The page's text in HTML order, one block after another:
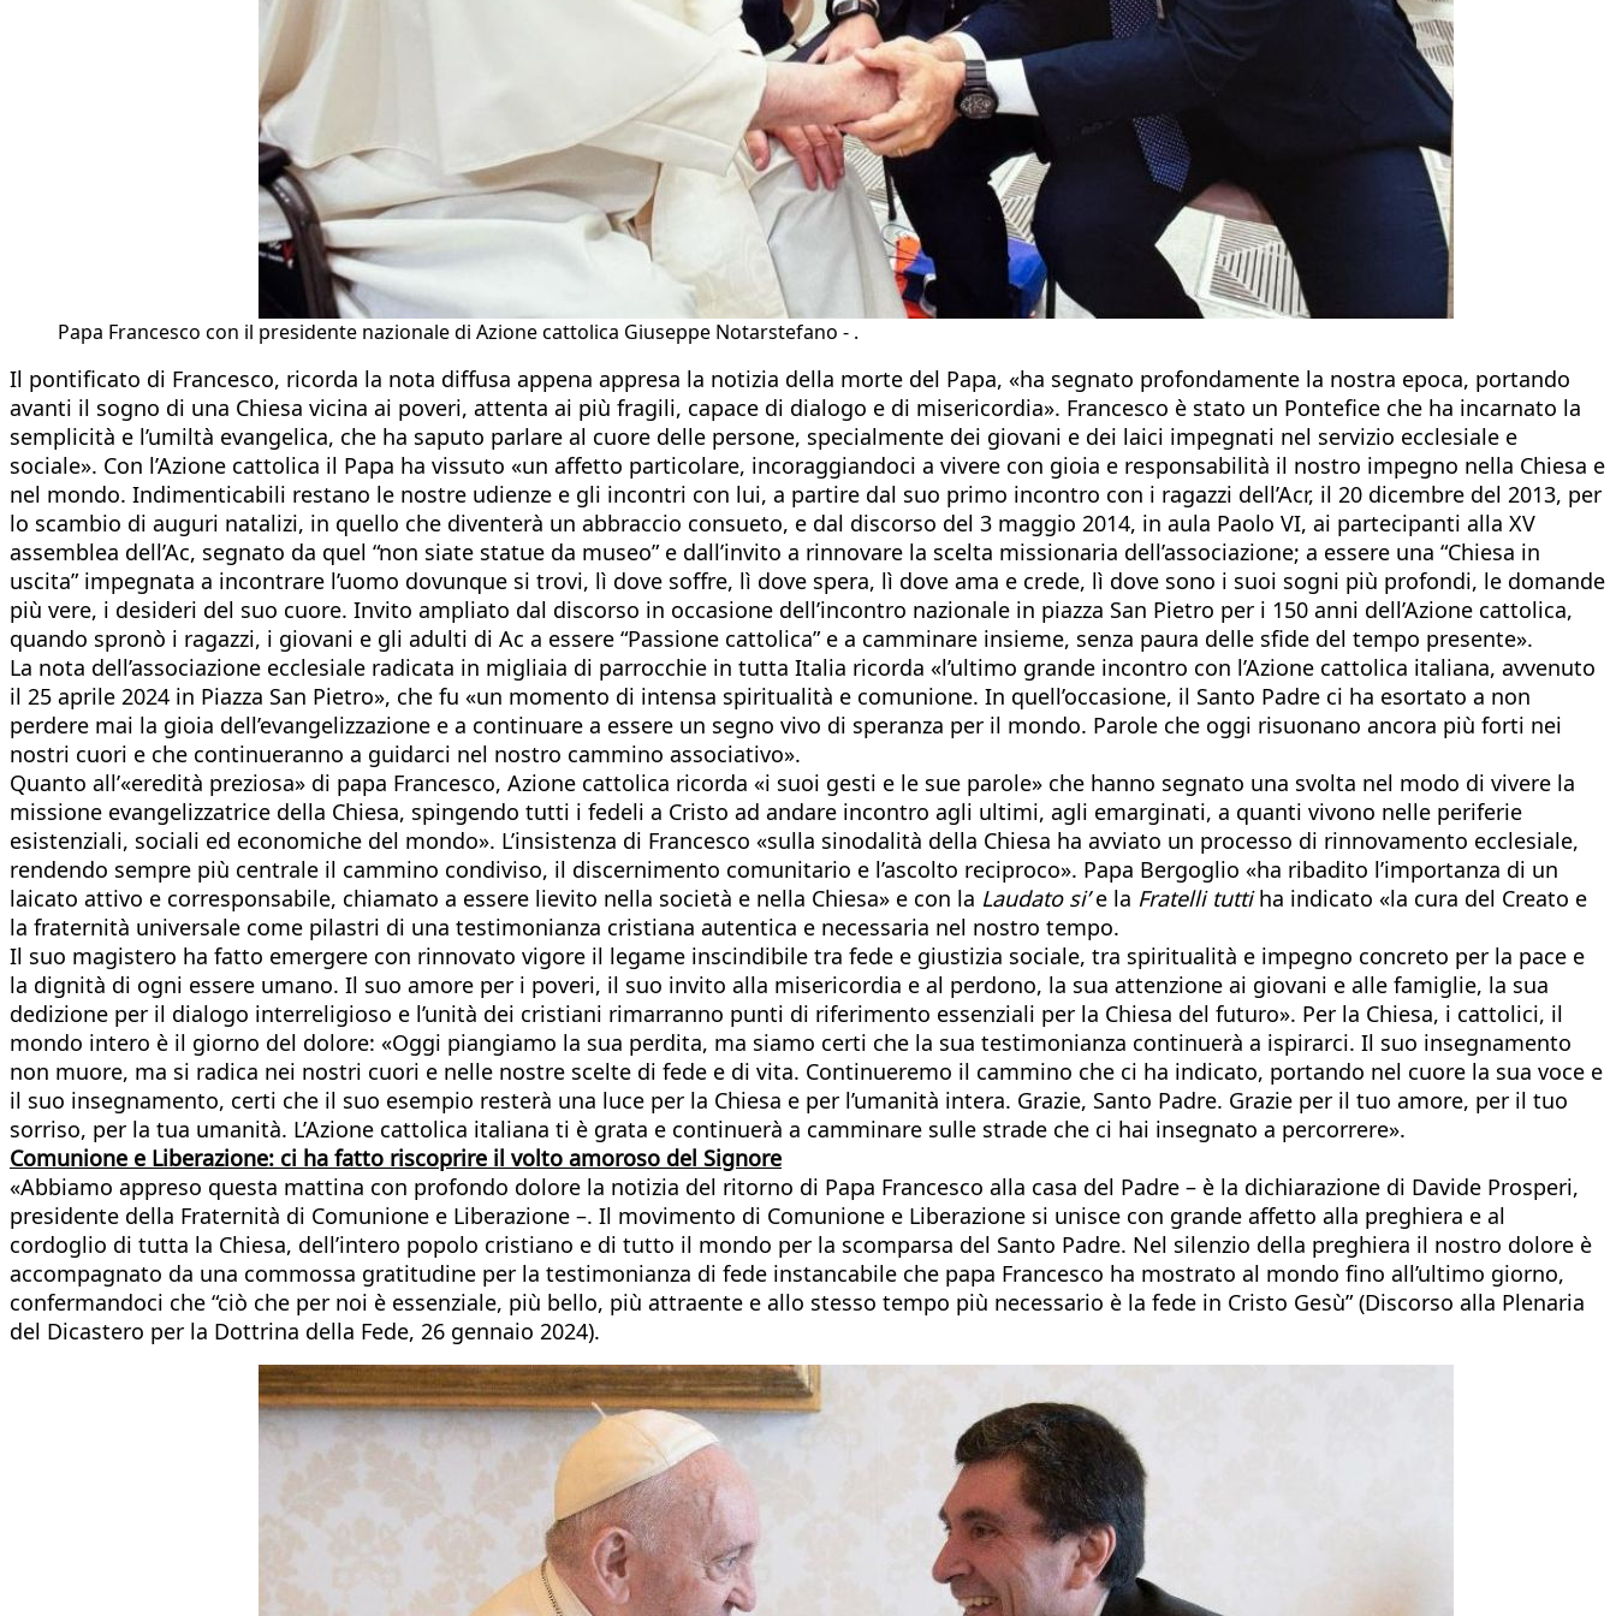
Papa Francesco con il presidente nazionale di Azione cattolica Giuseppe Notarstefano - .
Il pontificato di Francesco, ricorda la nota diffusa appena appresa la notizia della morte del Papa, «ha segnato profondamente la nostra epoca, portando
avanti il sogno di una Chiesa vicina ai poveri, attenta ai più fragili, capace di dialogo e di misericordia». Francesco è stato un Pontefice che ha incarnato la
semplicità e l’umiltà evangelica, che ha saputo parlare al cuore delle persone, specialmente dei giovani e dei laici impegnati nel servizio ecclesiale e
sociale». Con l’Azione cattolica il Papa ha vissuto «un affetto particolare, incoraggiandoci a vivere con gioia e responsabilità il nostro impegno nella Chiesa e
nel mondo. Indimenticabili restano le nostre udienze e gli incontri con lui, a partire dal suo primo incontro con i ragazzi dell’Acr, il 20 dicembre del 2013, per
lo scambio di auguri natalizi, in quello che diventerà un abbraccio consueto, e dal discorso del 3 maggio 2014, in aula Paolo VI, ai partecipanti alla XV
assemblea dell’Ac, segnato da quel “non siate statue da museo” e dall’invito a rinnovare la scelta missionaria dell’associazione; a essere una “Chiesa in
uscita” impegnata a incontrare l’uomo dovunque si trovi, lì dove soffre, lì dove spera, lì dove ama e crede, lì dove sono i suoi sogni più profondi, le domande
più vere, i desideri del suo cuore. Invito ampliato dal discorso in occasione dell’incontro nazionale in piazza San Pietro per i 150 anni dell’Azione cattolica,
quando spronò i ragazzi, i giovani e gli adulti di Ac a essere “Passione cattolica” e a camminare insieme, senza paura delle sfide del tempo presente».
La nota dell’associazione ecclesiale radicata in migliaia di parrocchie in tutta Italia ricorda «l’ultimo grande incontro con l’Azione cattolica italiana, avvenuto
il 25 aprile 2024 in Piazza San Pietro», che fu «un momento di intensa spiritualità e comunione. In quell’occasione, il Santo Padre ci ha esortato a non
perdere mai la gioia dell’evangelizzazione e a continuare a essere un segno vivo di speranza per il mondo. Parole che oggi risuonano ancora più forti nei
nostri cuori e che continueranno a guidarci nel nostro cammino associativo».
Quanto all’«eredità preziosa» di papa Francesco, Azione cattolica ricorda «i suoi gesti e le sue parole» che hanno segnato una svolta nel modo di vivere la
missione evangelizzatrice della Chiesa, spingendo tutti i fedeli a Cristo ad andare incontro agli ultimi, agli emarginati, a quanti vivono nelle periferie
esistenziali, sociali ed economiche del mondo». L’insistenza di Francesco «sulla sinodalità della Chiesa ha avviato un processo di rinnovamento ecclesiale,
rendendo sempre più centrale il cammino condiviso, il discernimento comunitario e l’ascolto reciproco». Papa Bergoglio «ha ribadito l’importanza di un
laicato attivo e corresponsabile, chiamato a essere lievito nella società e nella Chiesa» e con la Laudato si’e la Fratelli tuttiha indicato «la cura del Creato e
la fraternità universale come pilastri di una testimonianza cristiana autentica e necessaria nel nostro tempo.
Il suo magistero ha fatto emergere con rinnovato vigore il legame inscindibile tra fede e giustizia sociale, tra spiritualità e impegno concreto per la pace e
la dignità di ogni essere umano. Il suo amore per i poveri, il suo invito alla misericordia e al perdono, la sua attenzione ai giovani e alle famiglie, la sua
dedizione per il dialogo interreligioso e l’unità dei cristiani rimarranno punti di riferimento essenziali per la Chiesa del futuro». Per la Chiesa, i cattolici, il
mondo intero è il giorno del dolore: «Oggi piangiamo la sua perdita, ma siamo certi che la sua testimonianza continuerà a ispirarci. Il suo insegnamento
non muore, ma si radica nei nostri cuori e nelle nostre scelte di fede e di vita. Continueremo il cammino che ci ha indicato, portando nel cuore la sua voce e
il suo insegnamento, certi che il suo esempio resterà una luce per la Chiesa e per l’umanità intera. Grazie, Santo Padre. Grazie per il tuo amore, per il tuo
sorriso, per la tua umanità. L’Azione cattolica italiana ti è grata e continuerà a camminare sulle strade che ci hai insegnato a percorrere».
Comunione e Liberazione: ci ha fatto riscoprire il volto amoroso del Signore
«Abbiamo appreso questa mattina con profondo dolore la notizia del ritorno di Papa Francesco alla casa del Padre – è la dichiarazione di Davide Prosperi,
presidente della Fraternità di Comunione e Liberazione –. Il movimento di Comunione e Liberazione si unisce con grande affetto alla preghiera e al
cordoglio di tutta la Chiesa, dell’intero popolo cristiano e di tutto il mondo per la scomparsa del Santo Padre. Nel silenzio della preghiera il nostro dolore è
accompagnato da una commossa gratitudine per la testimonianza di fede instancabile che papa Francesco ha mostrato al mondo fino all’ultimo giorno,
confermandoci che “ciò che per noi è essenziale, più bello, più attraente e allo stesso tempo più necessario è la fede in Cristo Gesù” (Discorso alla Plenaria
del Dicastero per la Dottrina della Fede, 26 gennaio 2024).